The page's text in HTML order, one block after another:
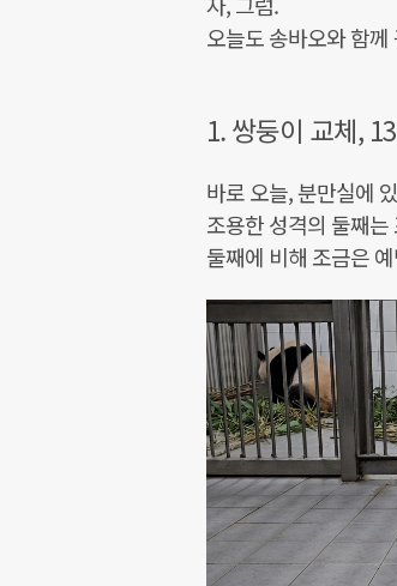
오늘도 송바오와 함
1. 쌍둥이 교체,
바로 오늘, 분만실에
조용한 성격의 둘째
둘째에 비해 조금은